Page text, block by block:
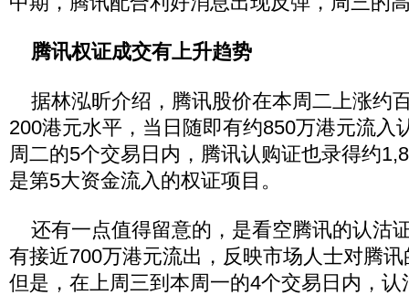
腾讯权证成交有上升趋势
据林泓昕介绍，腾讯股价在本周二上涨约
200港元水平，当日随即有约850万港元流入
周二的5个交易日内，腾讯认购证也录得约
是第5大资金流入的权证项目。
还有一点值得留意的，是看空腾讯的认沽
有接近700万港元流出，反映市场人士对腾
但是，在上周三到本周一的4个交易日内，